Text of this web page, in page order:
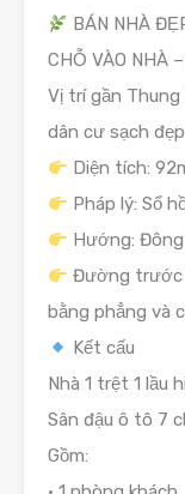
BÁN NHÀ
CHỖ VÀO NHÀ
Vị trí gần Thung
dân cư sạch đẹp
Diện tích:
Pháp lý: Sổ
Hướng:
Đường trước
bằng phẳng và
Kết cấu
Nhà 1 trệt 1 lầu
Sân đậu ô tô 7
Gồm: